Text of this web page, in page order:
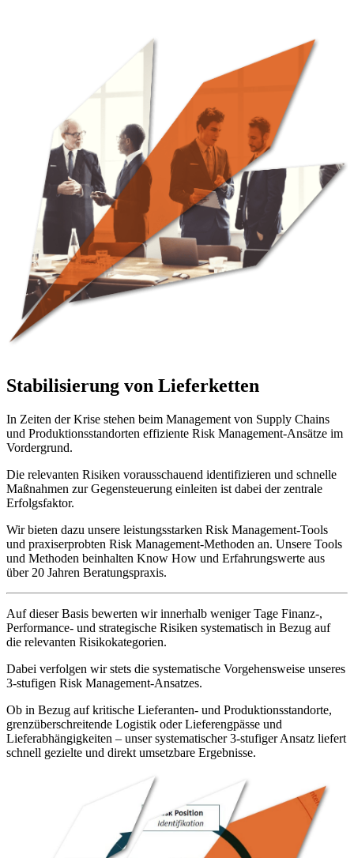
Stabilisierung von Lieferketten
In Zeiten der Krise stehen beim Management von Supply Chains
und Produktionsstandorten effiziente Risk Management-Ansätze im
Vordergrund.
Die relevanten Risiken vorausschauend identifizieren und schnelle
Maßnahmen zur Gegensteuerung einleiten ist dabei der zentrale
Erfolgsfaktor.
Wir bieten dazu unsere leistungsstarken Risk Management-Tools
und praxiserprobten Risk Management-Methoden an. Unsere Tools
und Methoden beinhalten Know How und Erfahrungswerte aus
über 20 Jahren Beratungspraxis.
Auf dieser Basis bewerten wir innerhalb weniger Tage Finanz-,
Performance- und strategische Risiken systematisch in Bezug auf
die relevanten Risikokategorien.
Dabei verfolgen wir stets die systematische Vorgehensweise unseres
3-stufigen Risk Management-Ansatzes.
Ob in Bezug auf kritische Lieferanten- und Produktionsstandorte,
grenzüberschreitende Logistik oder Lieferengpässe und
Lieferabhängigkeiten – unser systematischer 3-stufiger Ansatz liefert
schnell gezielte und direkt umsetzbare Ergebnisse.